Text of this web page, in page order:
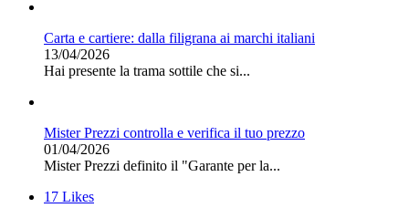
Carta e cartiere: dalla filigrana ai marchi italiani
13/04/2026
Hai presente la trama sottile che si...
Mister Prezzi controlla e verifica il tuo prezzo
01/04/2026
Mister Prezzi definito il "Garante per la...
17 Likes